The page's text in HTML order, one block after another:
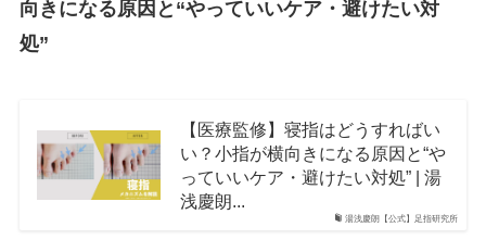
向きになる原因と“やっていいケア・避けたい対
処”
湯浅慶朗【公式】足指研究所
【医療監修】寝指はどうすればい
い？小指が横向きになる原因と“や
っていいケア・避けたい対処” | 湯
浅慶朗...